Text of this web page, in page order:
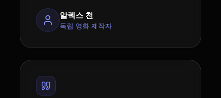
알렉스 천
독립 영화 제작자